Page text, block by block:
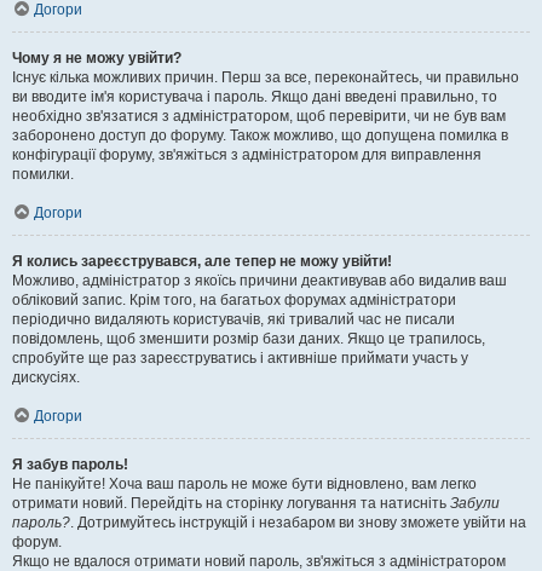
Догори
Чому я не можу увійти?
Існує кілька можливих причин. Перш за все, переконайтесь, чи правильно
ви вводите ім'я користувача і пароль. Якщо дані введені правильно, то
необхідно зв'язатися з адміністратором, щоб перевірити, чи не був вам
заборонено доступ до форуму. Також можливо, що допущена помилка в
конфігурації форуму, зв'яжіться з адміністратором для виправлення
помилки.
Догори
Я колись зареєструвався, але тепер не можу увійти!
Можливо, адміністратор з якоїсь причини деактивував або видалив ваш
обліковий запис. Крім того, на багатьох форумах адміністратори
періодично видаляють користувачів, які тривалий час не писали
повідомлень, щоб зменшити розмір бази даних. Якщо це трапилось,
спробуйте ще раз зареєструватись і активніше приймати участь у
дискусіях.
Догори
Я забув пароль!
Не панікуйте! Хоча ваш пароль не може бути відновлено, вам легко
отримати новий. Перейдіть на сторінку логування та натисніть Забули
пароль?. Дотримуйтесь інструкцій і незабаром ви знову зможете увійти на
форум.
Якщо не вдалося отримати новий пароль, зв'яжіться з адміністратором